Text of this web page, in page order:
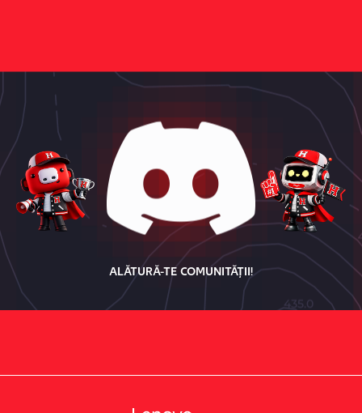
ALĂTURĂ-TE COMUNITĂȚII!